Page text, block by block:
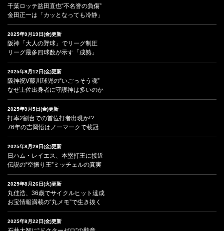
千葉ロッテ益田直也“不名誉の負傷”
金田正一は「カッとなっても冷静」
2025年9月19日(金)更新
阪神「大人の野球」でリーグ制圧
リーグ最多四球数が示す「成熟」
2025年9月12日(金)更新
阪神祝V藤川球児の“いごっそう魂”
なぜ土佐出身者に守護神は多いのか
2025年9月5日(金)更新
打率2割台での首位打者出現か!?
76年の吉岡悟はノーマークで載冠
2025年8月29日(金)更新
日ハム・レイエス、本塁打王に接近
伝説の“空振り王”ミッチェルの真実
2025年8月26日(火)更新
丸佳浩、36歳でサイクルヒット達成
お宝情報満載の“丸メモ”で生き抜く
2025年8月22日(金)更新